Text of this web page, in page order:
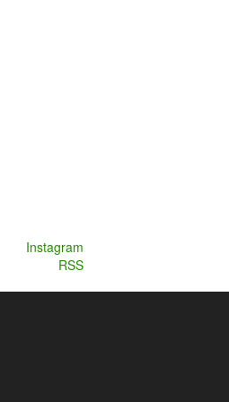
Instagram
RSS